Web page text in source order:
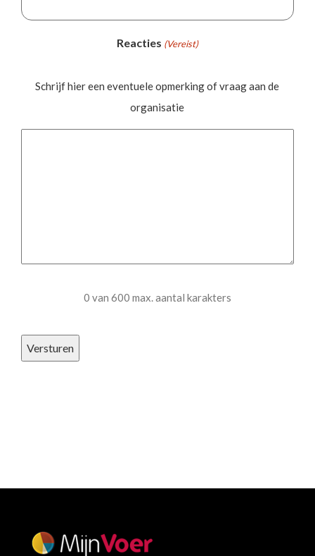
Reacties (Vereist)
Schrijf hier een eventuele opmerking of vraag aan de
organisatie
0 van 600 max. aantal karakters